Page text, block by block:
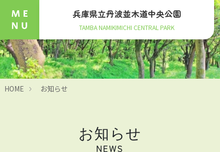
兵庫県立丹波並木道中央公園
TAMBA NAMIKIMICHI CENTRAL PARK
HOME お知らせ
お知らせ
NEWS